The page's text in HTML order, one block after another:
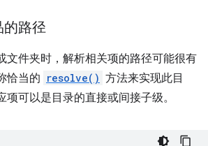
的路径
文件夹时，解析相关项的路径可能很有
恰当的 resolve() 方法来实现此目
项可以是目录的直接或间接子级。